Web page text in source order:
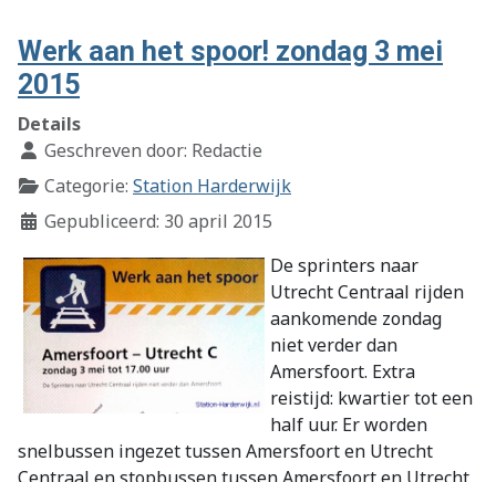
Werk aan het spoor! zondag 3 mei
2015
Details
Geschreven door: Redactie
Categorie: Station Harderwijk
Gepubliceerd: 30 april 2015
De sprinters naar
Utrecht Centraal rijden
aankomende zondag
niet verder dan
Amersfoort. Extra
reistijd: kwartier tot een
half uur. Er worden
snelbussen ingezet tussen Amersfoort en Utrecht